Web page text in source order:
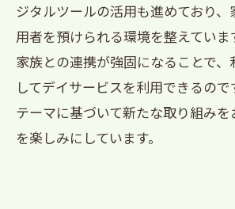
ジタルツールの活用も進めており
用者を預けられる環境を整えていま
家族との連携が強固になることで
してデイサービスを利用できるの
テーマに基づいて新たな取り組み
を楽しみにしています。